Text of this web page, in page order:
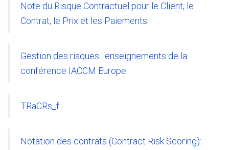
Note du Risque Contractuel pour le Client, le
Contrat, le Prix et les Paiements.
Gestion des risques : enseignements de la
conférence IACCM Europe
TRaCRs_f
Notation des contrats (Contract Risk Scoring):